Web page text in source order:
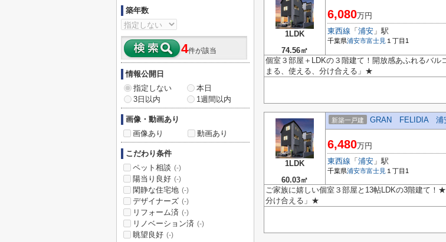
1LDK
74.56㎡
6,080万円
東西線 「 浦安 」駅
千葉県浦安市富士見 １丁目1
個室３部屋＋LDKの３階建て！開放感あふれるバ
まる、使える、分け合える」★
1LDK
60.03㎡
新築一戸建 GRAN FELIDIA 浦
6,480万円
東西線 「 浦安 」駅
千葉県浦安市富士見 １丁目1
ご家族に嬉しい個室３部屋と13帖LDKの3階建て！
分け合える」★
築年数
4件が該当
情報公開日
指定しない
本日
3日以内
1週間以内
画像・動画あり
画像あり
動画あり
こだわり条件
ペット相談 (-)
陽当り良好 (-)
閑静な住宅地 (-)
デザイナーズ (-)
リフォーム済 (-)
リノベーション済 (-)
眺望良好 (-)